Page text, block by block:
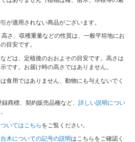
が適用されない商品がございます。
さ、収穫重量などの性質は、一般平坦地にお
目安です。
どは、定植後のおおよその目安です。高さは
です。お届け時の高さではありません。
食用ではありません、動物にも与えないでく
商標、契約販売品種など、詳しい説明につい
いてはこちら をご覧ください。
木についての記号の説明はこちらをご確認く